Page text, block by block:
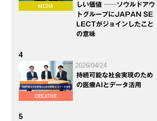
しい価値 ──ソウルドアウ
トグループにJAPAN SE
LECTがジョインしたこと
の意味
4
2026/04/24
持続可能な社会実現のため
の医療AIとデータ活用
5